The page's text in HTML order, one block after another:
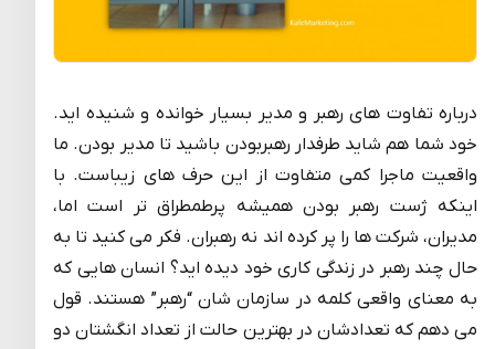
درباره تفاوت های رهبر و مدیر بسیار خوانده و شنیده اید.
خود شما هم شاید طرفدار رهبربودن باشید تا مدیر بودن. ما
واقعیت ماجرا کمی متفاوت از این حرف های زیباست. با
اینکه ژست رهبر بودن همیشه پرطمطراق تر است اما،
مدیران، شرکت ها را پر کرده اند نه رهبران. فکر می کنید تا به
حال چند رهبر در زندگی کاری خود دیده اید؟ انسان هایی که
به معنای واقعی کلمه در سازمان شان “رهبر” هستند. قول
می دهم که تعدادشان در بهترین حالت از تعداد انگشتان دو